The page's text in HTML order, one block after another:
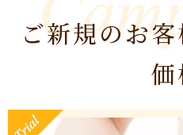
ご新規のお